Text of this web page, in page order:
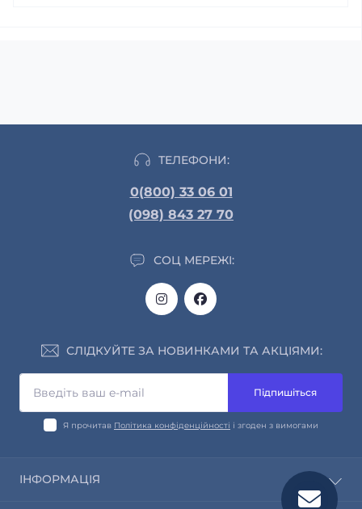
ТЕЛЕФОНИ:
0(800) 33 06 01
(098) 843 27 70
СОЦ МЕРЕЖІ:
СЛІДКУЙТЕ ЗА НОВИНКАМИ ТА АКЦІЯМИ:
Підпишіться
Я прочитав Політика конфіденційності і згоден з вимогами
ІНФОРМАЦІЯ